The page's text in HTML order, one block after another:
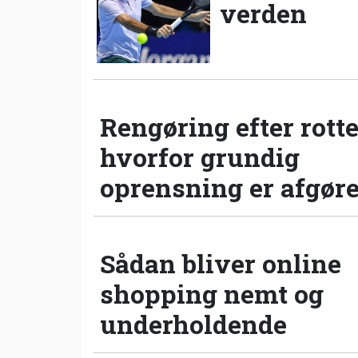
verden
Rengøring efter
hvorfor grundig
oprensning er
Sådan bliver online
shopping nemt og
underholdende